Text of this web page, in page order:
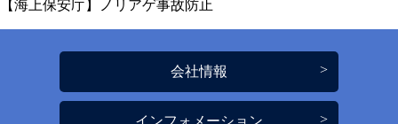
【海上保安庁】ノリアゲ事故防止
会社情報
インフォメーション